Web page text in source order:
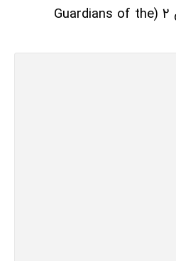
نگهبانان کهکشان بخش 2 (Guardians of the